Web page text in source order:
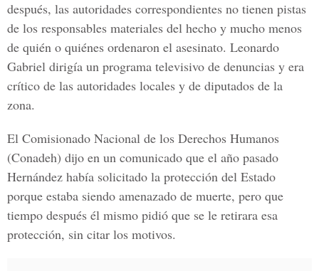
después, las autoridades correspondientes no tienen pistas
de los responsables materiales del hecho y mucho menos
de quién o quiénes ordenaron el asesinato. Leonardo
Gabriel dirigía un programa televisivo de denuncias y era
crítico de las autoridades locales y de diputados de la
zona.
El Comisionado Nacional de los Derechos Humanos
(Conadeh) dijo en un comunicado que el año pasado
Hernández había solicitado la protección del Estado
porque estaba siendo amenazado de muerte, pero que
tiempo después él mismo pidió que se le retirara esa
protección, sin citar los motivos.